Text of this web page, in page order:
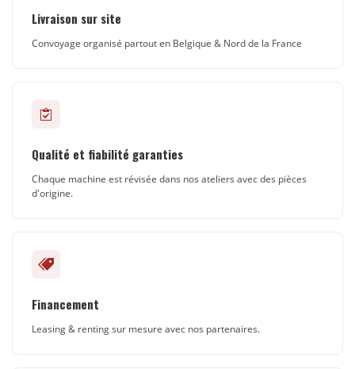
Livraison sur site
Convoyage organisé partout en Belgique & Nord de la France
Qualité et fiabilité garanties
Chaque machine est révisée dans nos ateliers avec des pièces
d'origine.
Financement
Leasing & renting sur mesure avec nos partenaires.